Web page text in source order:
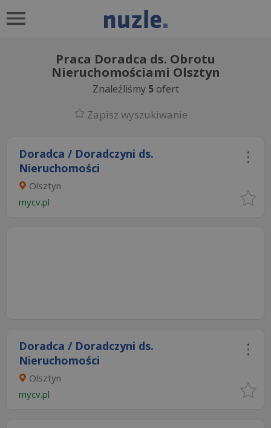
Praca Doradca ds. Obrotu
Nieruchomościami Olsztyn
Znaleźliśmy 5ofert
Zapisz wyszukiwanie
Doradca / Doradczyni ds.
Nieruchomości
Olsztyn
mycv.pl
Doradca / Doradczyni ds.
Nieruchomości
Olsztyn
mycv.pl